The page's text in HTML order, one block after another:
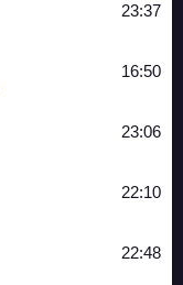
23:37
16:50
23:06
22:10
22:48